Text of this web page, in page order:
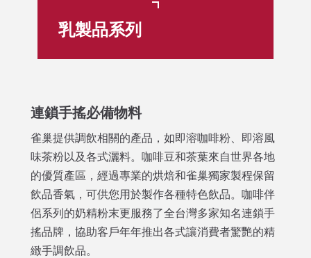
乳製品系列​
連鎖手搖必備物料
雀巢提供調飲相關的產品，如即溶咖啡粉、即溶風
味茶粉以及各式灑料。咖啡豆和茶葉來自世界各地
的優質產區，經過專業的烘焙和雀巢獨家製程保留
飲品香氣，可供您用於製作各種特色飲品。咖啡伴
侶系列的奶精粉末更服務了全台灣多家知名連鎖手
搖品牌，協助客戶年年推出各式讓消費者驚艷的精
緻手調飲品。